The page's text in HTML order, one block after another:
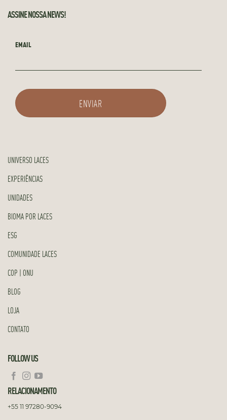
ASSINE NOSSA NEWS!
EMAIL
UNIVERSO LACES
EXPERIÊNCIAS
UNIDADES
BIOMA POR LACES
ESG
COMUNIDADE LACES
COP | ONU
BLOG
LOJA
CONTATO
FOLLOW US
RELACIONAMENTO
+55 11 97280-9094